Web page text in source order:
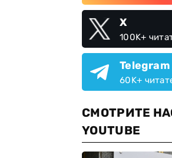
X
100K+
Telegram
60K+
СМОТРИТЕ
YOUTUBE